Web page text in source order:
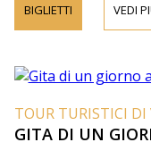
BIGLIETTI VEDI
TOUR TURISTICI
GITA DI UN